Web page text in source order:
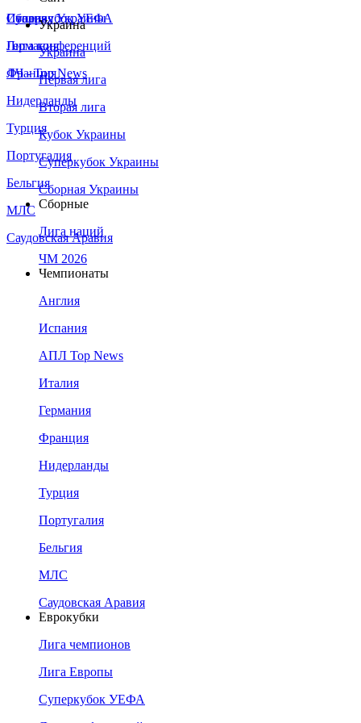
Сборная Украины
Италия
Германия
Франция
Нидерланды
Турция
Португалия
Бельгия
МЛС
Саудовская Аравия
Суперкубок УЕФА
Лига конференций
ЛЧ - Top News
Украина
Украина
Первая лига
Вторая лига
Кубок Украины
Суперкубок Украины
Сборная Украины
Сборные
Лига наций
ЧМ 2026
Чемпионаты
Англия
Испания
АПЛ Top News
Италия
Германия
Франция
Нидерланды
Турция
Португалия
Бельгия
МЛС
Саудовская Аравия
Еврокубки
Лига чемпионов
Лига Европы
Суперкубок УЕФА